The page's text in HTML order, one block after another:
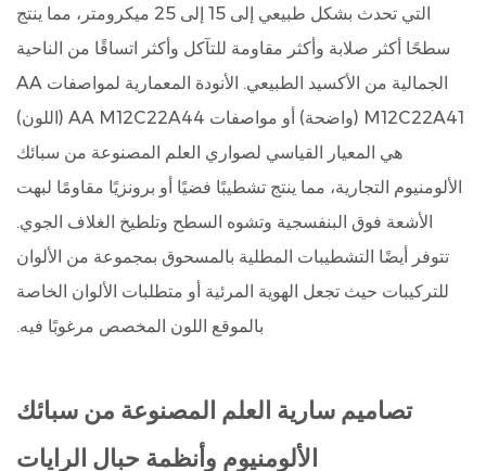
التي تحدث بشكل طبيعي إلى 15 إلى 25 ميكرومتر، مما ينتج
سطحًا أكثر صلابة وأكثر مقاومة للتآكل وأكثر اتساقًا من الناحية
الجمالية من الأكسيد الطبيعي. الأنودة المعمارية لمواصفات AA
M12C22A41 (واضحة) أو مواصفات AA M12C22A44 (اللون)
هي المعيار القياسي لصواري العلم المصنوعة من سبائك
الألومنيوم التجارية، مما ينتج تشطيبًا فضيًا أو برونزيًا مقاومًا لبهت
الأشعة فوق البنفسجية وتشوه السطح وتلطيخ الغلاف الجوي.
تتوفر أيضًا التشطيبات المطلية بالمسحوق بمجموعة من الألوان
للتركيبات حيث تجعل الهوية المرئية أو متطلبات الألوان الخاصة
بالموقع اللون المخصص مرغوبًا فيه.
تصاميم سارية العلم المصنوعة من سبائك
الألومنيوم وأنظمة حبال الرايات